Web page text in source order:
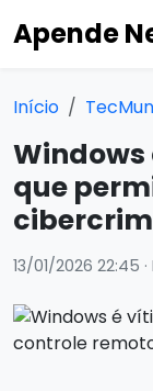
Apende
Início
que
13/01/2026 22:45